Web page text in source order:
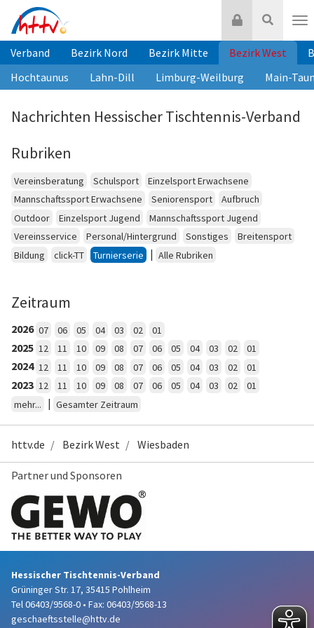
Inhalt
springen
Suche
Login
Verband Bezirk Nord Bezirk Mitte Bezirk West
Hochtaunus
Lahn-Dill Limburg-Weilburg Main-
Nachrichten Hessischer Tischtennis-Verband
Rubriken
Vereinsberatung Schulsport
Einzelsport Erwachsene
Mannschaftssport Erwachsene
Seniorensport
Aufbruch
Outdoor
Einzelsport Jugend
Mannschaftssport Jugend
Vereinsservice
Personal/Hintergrund Sonstiges
Breitensport
Bildung
click-TT Turnierserie | Alle Rubriken
Zeitraum
2026 07 06 05 04 03 02 01
2025 12 11 10 09 08 07 06 05 04 03 02 01
2024 12 11 10 09 08 07 06 05 04 03 02 01
2023 12 11 10 09 08 07 06 05 04 03 02
01
mehr...
| Gesamter Zeitraum
httv.de Bezirk West Wiesbaden
Partner und Sponsoren
Hessischer Tischtennis-Verband
Grüninger Str. 17, 35415 Pohlheim
Tel 06403/9568-0 • Fax: 06403/9568-13
geschaeftsstelle@httv.de